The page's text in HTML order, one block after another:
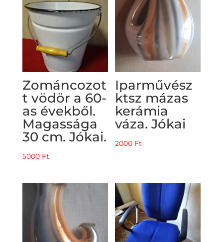
Zománcozot
t vödör a 60-
as évekből.
Magassága
30 cm. Jókai.
5000 Ft
Iparművész
ktsz mázas
kerámia
váza. Jókai
2000 Ft